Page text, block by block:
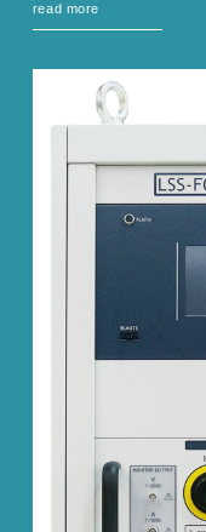
read more